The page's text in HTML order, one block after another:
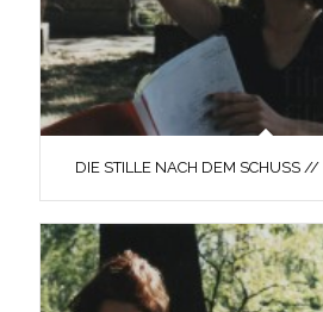
DIE STILLE NACH DEM SCHUSS